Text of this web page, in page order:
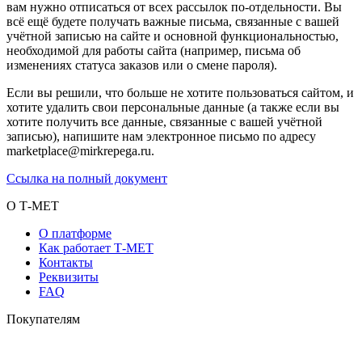
вам нужно отписаться от всех рассылок по-отдельности. Вы
всё ещё будете получать важные письма, связанные с вашей
учётной записью на сайте и основной функциональностью,
необходимой для работы сайта (например, письма об
изменениях статуса заказов или о смене пароля).
Если вы решили, что больше не хотите пользоваться сайтом, и
хотите удалить свои персональные данные (а также если вы
хотите получить все данные, связанные с вашей учётной
записью), напишите нам электронное письмо по адресу
marketplace@mirkrepega.ru.
Ссылка на полный документ
О Т-МЕТ
О платформе
Как работает Т-МЕТ
Контакты
Реквизиты
FAQ
Покупателям